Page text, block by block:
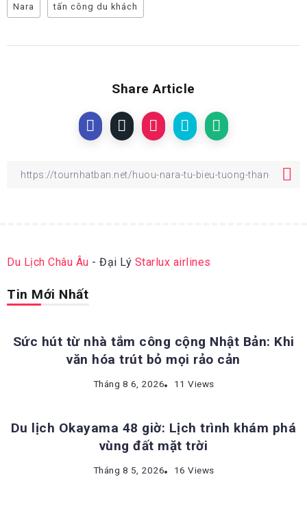
Nara tấn công du khách
Share Article
Du Lịch Châu Âu - Đại Lý Starlux airlines
Tin Mới Nhất
Sức hút từ nhà tắm công cộng Nhật Bản: Khi
văn hóa trút bỏ mọi rảo cản
Tháng 8 6, 2026 11 Views
ĐỊA ĐIỂM DU LỊCH NHẬT BẢN
Du lịch Okayama 48 giờ: Lịch trình khám phá
vùng đất mặt trời
Tháng 8 5, 2026 16 Views
KINH NGHIỆM DU LỊCH NHẬT BẢN